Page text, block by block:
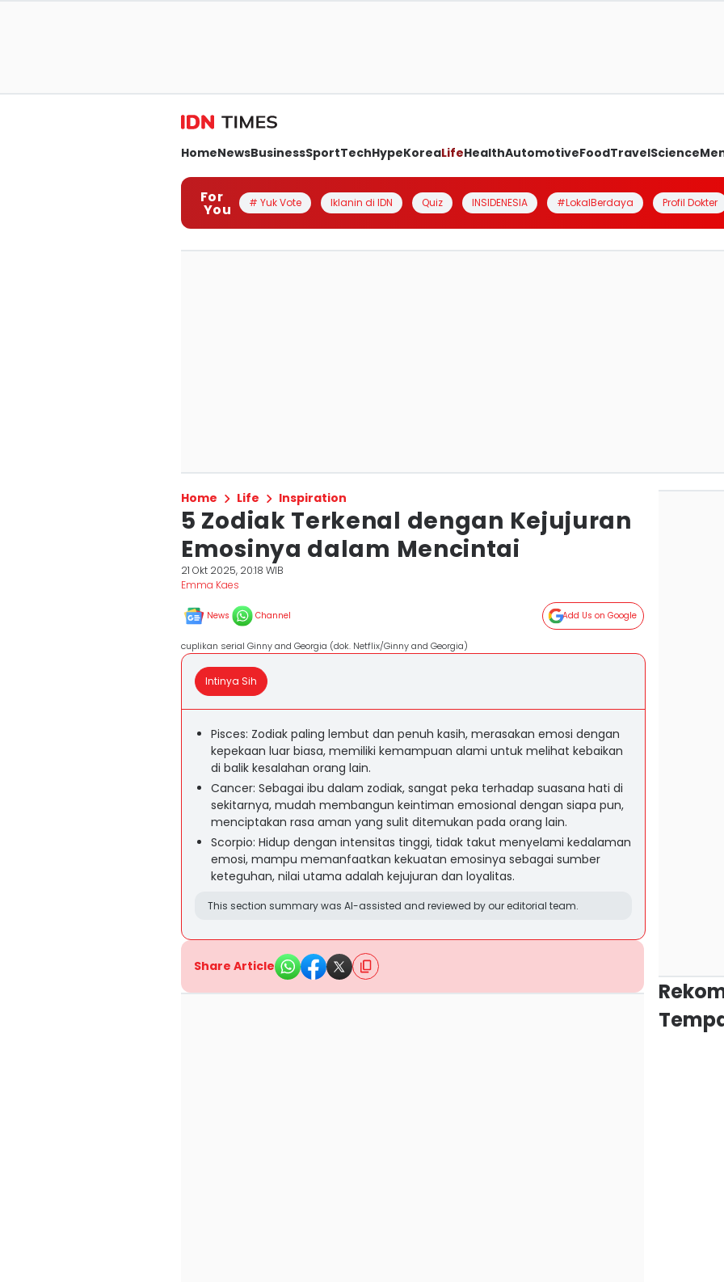
HomeNewsBusinessSportTechHypeKoreaLifeHealthAutomotiveFoodTravelScience
For
You # Yuk Vote Iklanin di IDN Quiz INSIDENESIA #LokalBerdaya Profil Dokter
Home Life Inspiration
5 Zodiak Terkenal dengan Kejujuran
Emosinya dalam Mencintai
21 Okt 2025, 20:18 WIB
Emma Kaes
News Channel Add Us on Google
cuplikan serial Ginny and Georgia (dok. Netflix/Ginny and Georgia)
Intinya Sih
Pisces: Zodiak paling lembut dan penuh kasih, merasakan emosi dengan
kepekaan luar biasa, memiliki kemampuan alami untuk melihat kebaikan
di balik kesalahan orang lain.
Cancer: Sebagai ibu dalam zodiak, sangat peka terhadap suasana hati di
sekitarnya, mudah membangun keintiman emosional dengan siapa pun,
menciptakan rasa aman yang sulit ditemukan pada orang lain.
Scorpio: Hidup dengan intensitas tinggi, tidak takut menyelami kedalaman
emosi, mampu memanfaatkan kekuatan emosinya sebagai sumber
keteguhan, nilai utama adalah kejujuran dan loyalitas.
This section summary was AI-assisted and reviewed by our editorial team.
Share Article